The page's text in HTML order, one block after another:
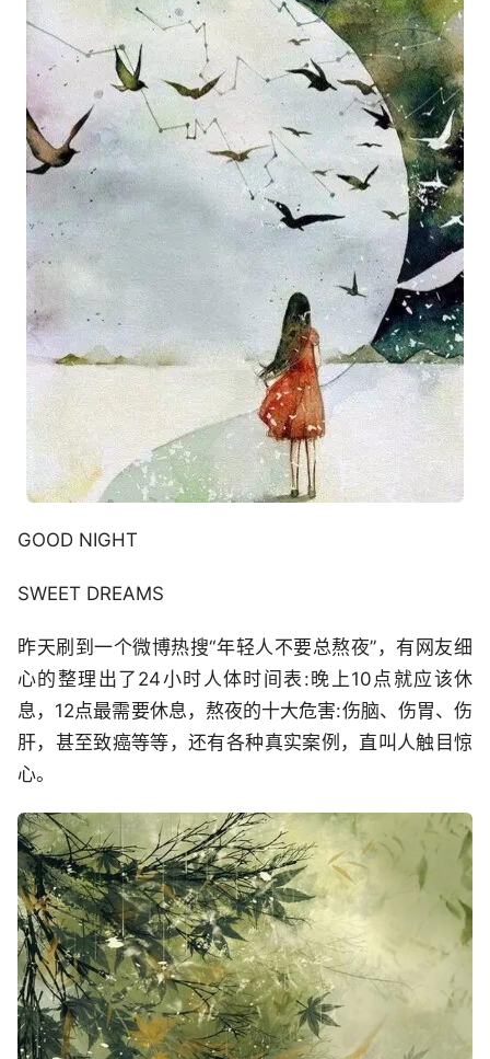
GOOD NIGHT
SWEET DREAMS
昨天刷到一个微博热搜“年轻人不要总熬夜”，有网友细
心的整理出了24小时人体时间表:晚上10点就应该休
息，12点最需要休息，熬夜的十大危害:伤脑、伤胃、伤
肝，甚至致癌等等，还有各种真实案例，直叫人触目惊
心。